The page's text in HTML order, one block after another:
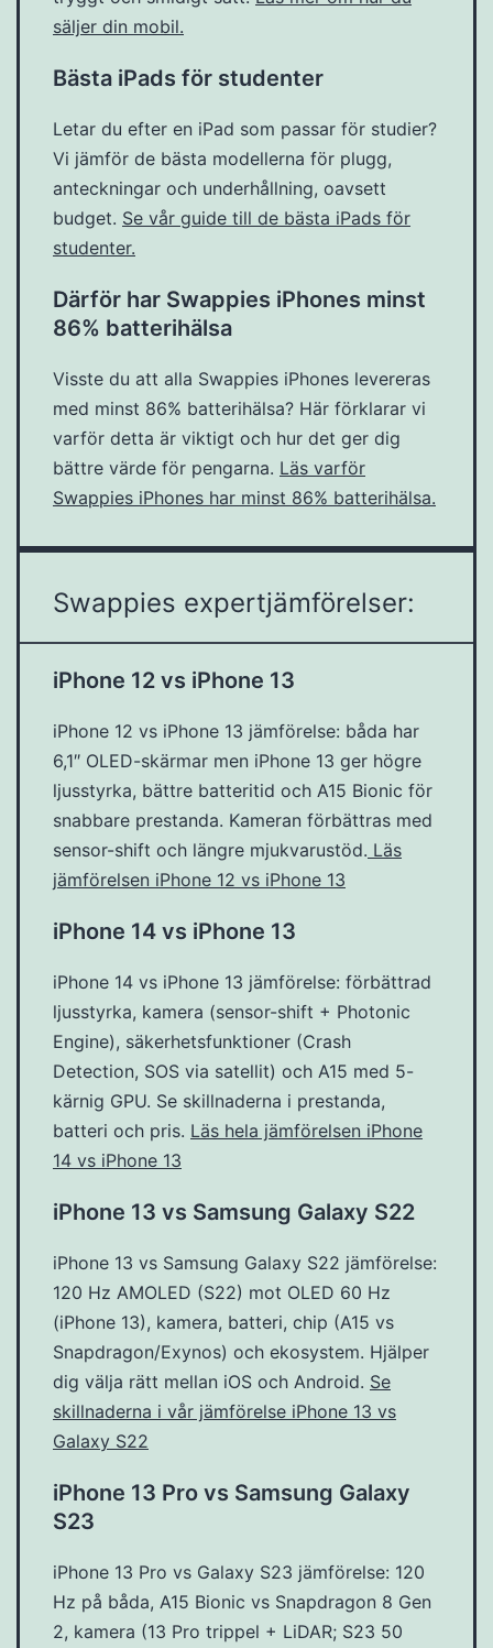
säljer din mobil.
Bästa iPads för studenter
Letar du efter en iPad som passar för studier?
Vi jämför de bästa modellerna för plugg,
anteckningar och underhållning, oavsett
budget. Se vår guide till de bästa iPads för
studenter.
Därför har Swappies iPhones minst
86% batterihälsa
Visste du att alla Swappies iPhones levereras
med minst 86% batterihälsa? Här förklarar vi
varför detta är viktigt och hur det ger dig
bättre värde för pengarna. Läs varför
Swappies iPhones har minst 86% batterihälsa.
Swappies expertjämförelser:
iPhone 12 vs iPhone 13
iPhone 12 vs iPhone 13 jämförelse: båda har
6,1″ OLED-skärmar men iPhone 13 ger högre
ljusstyrka, bättre batteritid och A15 Bionic för
snabbare prestanda. Kameran förbättras med
sensor-shift och längre mjukvarustöd. Läs
jämförelsen iPhone 12 vs iPhone 13
iPhone 14 vs iPhone 13
iPhone 14 vs iPhone 13 jämförelse: förbättrad
ljusstyrka, kamera (sensor-shift + Photonic
Engine), säkerhetsfunktioner (Crash
Detection, SOS via satellit) och A15 med 5-
kärnig GPU. Se skillnaderna i prestanda,
batteri och pris. Läs hela jämförelsen iPhone
14 vs iPhone 13
iPhone 13 vs Samsung Galaxy S22
iPhone 13 vs Samsung Galaxy S22 jämförelse:
120 Hz AMOLED (S22) mot OLED 60 Hz
(iPhone 13), kamera, batteri, chip (A15 vs
Snapdragon/Exynos) och ekosystem. Hjälper
dig välja rätt mellan iOS och Android. Se
skillnaderna i vår jämförelse iPhone 13 vs
Galaxy S22
iPhone 13 Pro vs Samsung Galaxy
S23
iPhone 13 Pro vs Galaxy S23 jämförelse: 120
Hz på båda, A15 Bionic vs Snapdragon 8 Gen
2, kamera (13 Pro trippel + LiDAR; S23 50